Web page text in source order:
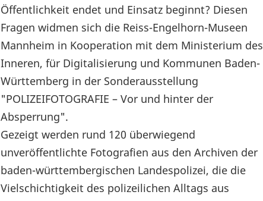
Öffentlichkeit endet und Einsatz beginnt? Diesen
Fragen widmen sich die Reiss-Engelhorn-Museen
Mannheim in Kooperation mit dem Ministerium des
Inneren, für Digitalisierung und Kommunen Baden-
Württemberg in der Sonderausstellung
"POLIZEIFOTOGRAFIE – Vor und hinter der
Absperrung".
Gezeigt werden rund 120 überwiegend
unveröffentlichte Fotografien aus den Archiven der
baden-württembergischen Landespolizei, die die
Vielschichtigkeit des polizeilichen Alltags aus